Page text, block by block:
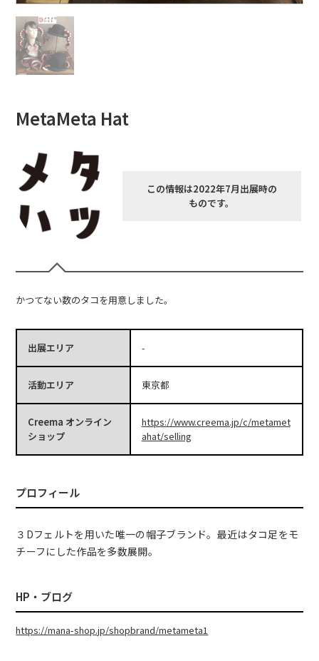
MetaMeta Hat
この情報は2022年7月出展時の
ものです。
かつてない数のタコを用意しました。
出展エリア -
活動エリア 東京都
Creema オンライン
ショップ
https://www.creema.jp/c/metamet
ahat/selling
プロフィール
３Dフェルトを用いた唯一の帽子ブランド。最近はタコ足をモ
チーフにした作品を多数展開。
HP・ブログ
https://mana-shop.jp/shopbrand/metameta1